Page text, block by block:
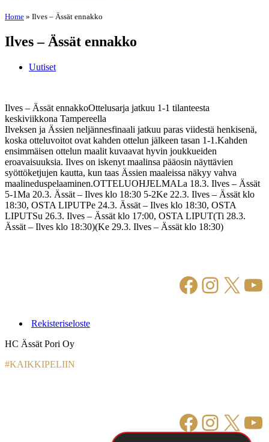
Home » Ilves – Ässät ennakko
Ilves – Ässät ennakko
Uutiset
Ilves – Ässät ennakkoOttelusarja jatkuu 1-1 tilanteesta
keskiviikkona Tampereella
Ilveksen ja Ässien neljännesfinaali jatkuu paras viidestä henkisenä,
koska otteluvoitot ovat kahden ottelun jälkeen tasan 1-1.Kahden
ensimmäisen ottelun maalit kuvaavat hyvin joukkueiden
eroavaisuuksia. Ilves on iskenyt maalinsa pääosin näyttävien
syöttöketjujen kautta, kun taas Ässien maaleissa näkyy vahva
maalineduspelaaminen.OTTELUOHJELMALa 18.3. Ilves – Ässät
5-1Ma 20.3. Ässät – Ilves klo 18:30 5-2Ke 22.3. Ilves – Ässät klo
18:30, OSTA LIPUTPe 24.3. Ässät – Ilves klo 18:30, OSTA
LIPUTSu 26.3. Ilves – Ässät klo 17:00, OSTA LIPUT(Ti 28.3.
Ässät – Ilves klo 18:30)(Ke 29.3. Ilves – Ässät klo 18:30)
Facebook
X
Rekisteriseloste
HC Ässät Pori Oy
#KAIKKIPELIIN
Facebook
X